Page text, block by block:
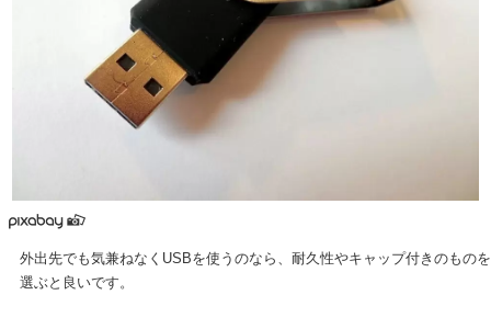
外出先でも気兼ねなくUSBを使うのなら、耐久性やキャップ付きのものを
選ぶと良いです。